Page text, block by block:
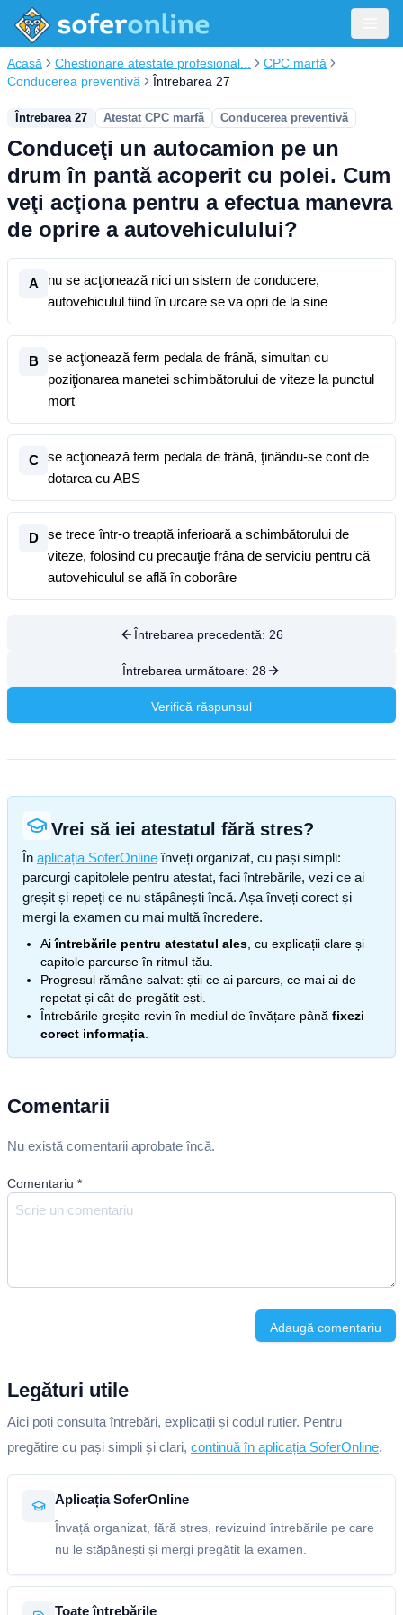
Acasă Chestionare atestate profesional...
CPC marfă
Conducerea preventivă
Întrebarea 27
Întrebarea 27 Atestat CPC marfă Conducerea preventivă
Conduceţi un autocamion pe un
drum în pantă acoperit cu polei. Cum
veţi acţiona pentru a efectua manevra
de oprire a autovehiculului?
A
nu se acţionează nici un sistem de conducere,
autovehiculul fiind în urcare se va opri de la sine
B
se acţionează ferm pedala de frână, simultan cu
poziţionarea manetei schimbătorului de viteze la punctul
mort
C
se acţionează ferm pedala de frână, ţinându-se cont de
dotarea cu ABS
D
se trece într-o treaptă inferioară a schimbătorului de
viteze, folosind cu precauţie frâna de serviciu pentru că
autovehiculul se află în coborâre
Întrebarea precedentă: 26
Întrebarea următoare: 28
Verifică răspunsul
Vrei să iei atestatul fără stres?
În aplicația SoferOnline înveți organizat, cu pași simpli:
parcurgi capitolele pentru atestat, faci întrebările, vezi ce ai
greșit și repeți ce nu stăpânești încă. Așa înveți corect și
mergi la examen cu mai multă încredere.
Aiîntrebările pentru atestatul ales , cu explicații clare și
capitole parcurse în ritmul tău.
Progresul rămâne salvat: știi ce ai parcurs, ce mai ai de
repetat și cât de pregătit ești.
Întrebările greșite revin în mediul de învățare până fixezi
corect informația
Comentarii
Nu există comentarii aprobate încă.
Comentariu *
Adaugă comentariu
Legături utile
Aici poți consulta întrebări, explicații și codul rutier. Pentru
pregătire cu pași simpli și clari, continuă în aplicația SoferOnline.
Aplicația SoferOnline
Învață organizat, fără stres, revizuind întrebările pe care
nu le stăpânești și mergi pregătit la examen.
Toate întrebările